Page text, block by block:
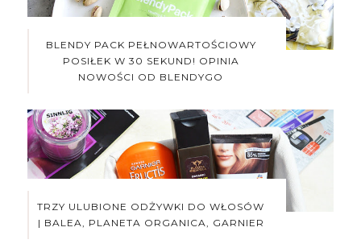
BLENDY PACK PEŁNOWARTOŚCIOWY
POSIŁEK W 30 SEKUND! OPINIA
NOWOŚCI OD BLENDYGO
TRZY ULUBIONE ODŻYWKI DO WŁOSÓW
| BALEA, PLANETA ORGANICA, GARNIER